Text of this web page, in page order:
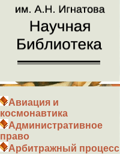
Авиация и
космонавтика
Административное
право
Арбитражный процесс